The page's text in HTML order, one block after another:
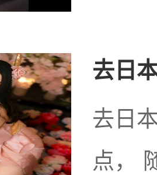
去日
去日
点，